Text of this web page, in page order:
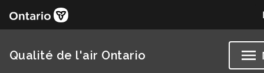
Qualité de l'air Ontario